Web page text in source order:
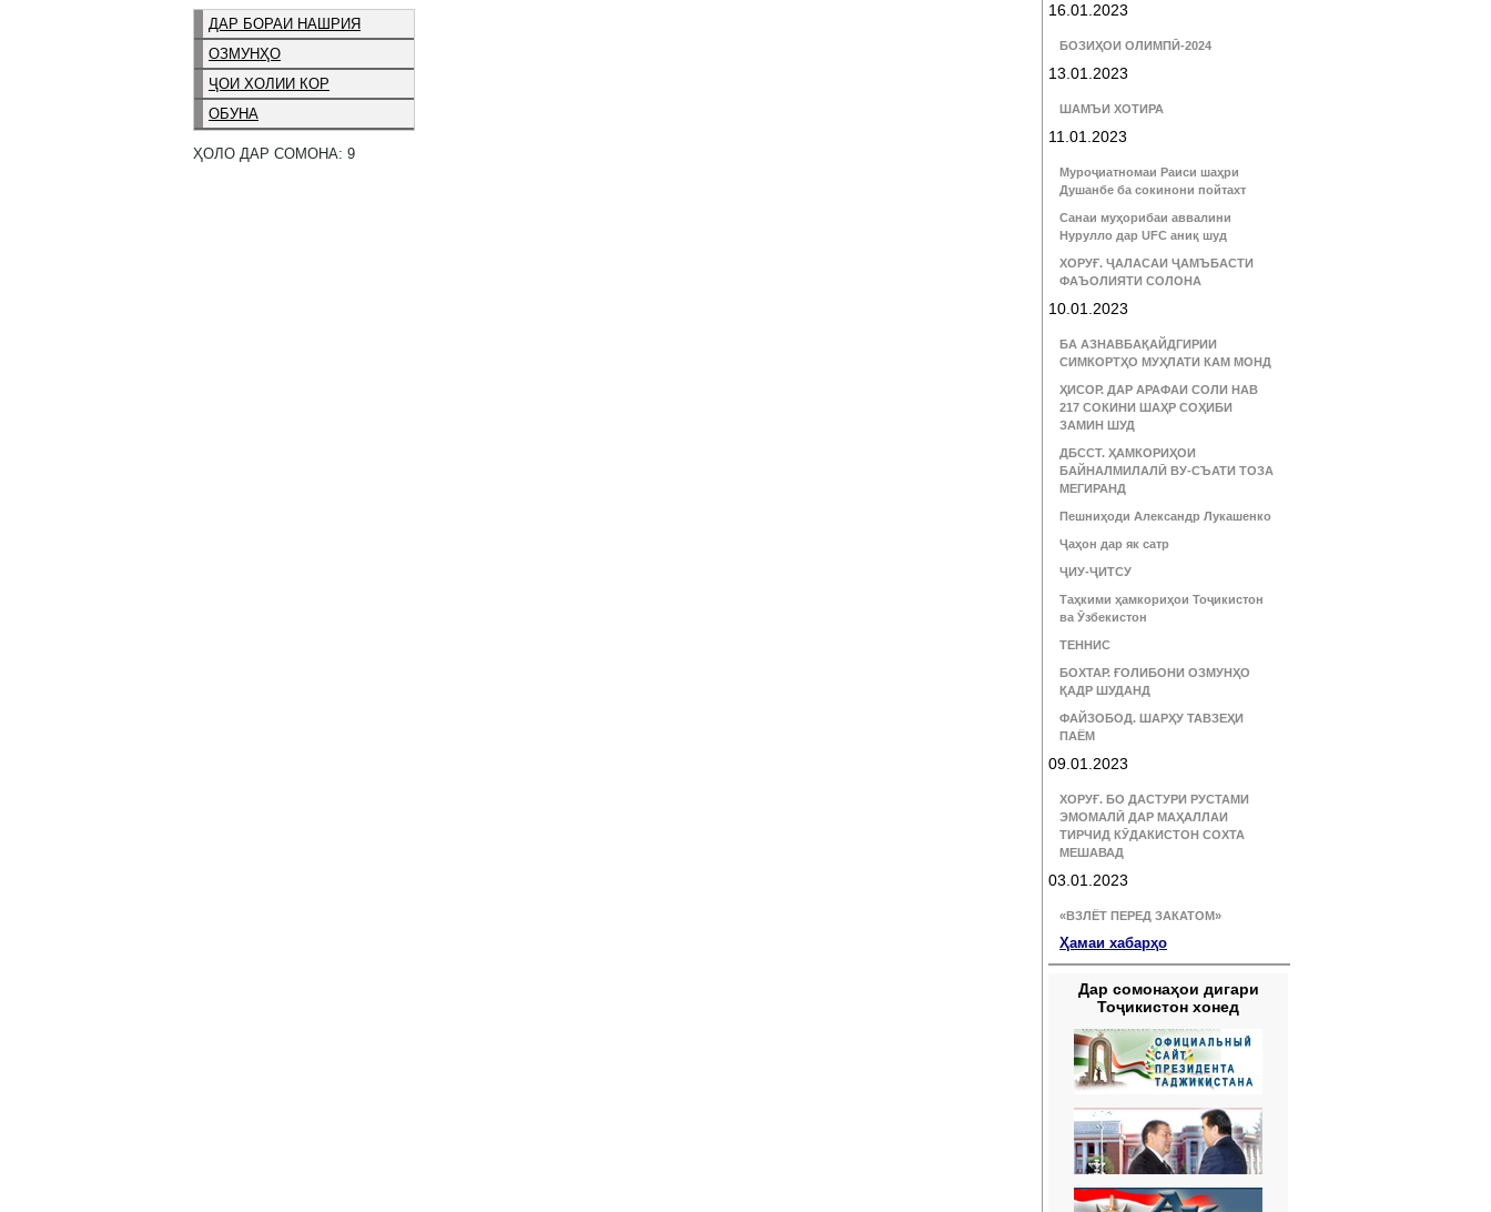
ДАР БОРАИ НАШРИЯ
ОЗМУНҲО
ҶОИ ХОЛИИ КОР
ОБУНА
ҲОЛО ДАР СОМОНА: 9
16.01.2023
БОЗИҲОИ ОЛИМПӢ-2024
13.01.2023
ШАМЪИ ХОТИРА
11.01.2023
Муроҷиатномаи Раиси шаҳри
Душанбе ба сокинони пойтахт
Санаи муҳорибаи аввалини
Нурулло дар UFC аниқ шуд
ХОРУҒ. ҶАЛАСАИ ҶАМЪБАСТИ
ФАЪОЛИЯТИ СОЛОНА
10.01.2023
БА АЗНАВБАҚАЙДГИРИИ
СИМКОРТҲО МУҲЛАТИ КАМ МОНД
ҲИСОР. ДАР АРАФАИ СОЛИ НАВ
217 СОКИНИ ШАҲР СОҲИБИ
ЗАМИН ШУД
ДБССТ. ҲАМКОРИҲОИ
БАЙНАЛМИЛАЛӢ ВУ-СЪАТИ ТОЗА
МЕГИРАНД
Пешниҳоди Александр Лукашенко
Ҷаҳон дар як сатр
ҶИУ-ҶИТСУ
Таҳкими ҳамкориҳои Тоҷикистон
ва Ӯзбекистон
ТЕННИС
БОХТАР. ҒОЛИБОНИ ОЗМУНҲО
ҚАДР ШУДАНД
ФАЙЗОБОД. ШАРҲУ ТАВЗЕҲИ
ПАЁМ
09.01.2023
ХОРУҒ. БО ДАСТУРИ РУСТАМИ
ЭМОМАЛӢ ДАР МАҲАЛЛАИ
ТИРЧИД КӮДАКИСТОН СОХТА
МЕШАВАД
03.01.2023
«ВЗЛЁТ ПЕРЕД ЗАКАТОМ»
Ҳамаи хабарҳо
Дар сомонаҳои дигари
Тоҷикистон хонед